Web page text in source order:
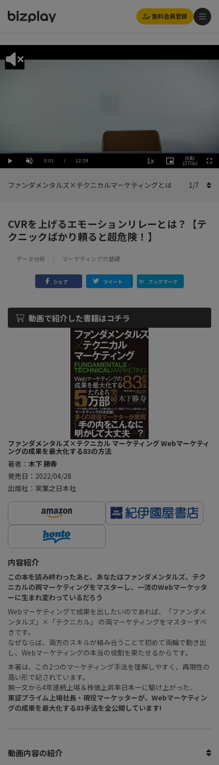
無料会員登録
Play UnmuteCurrent
0:01 / Duration
12:28
Loaded:
4.82%
1x
Rate
Picture-
in-
自動
(270p)
ファンダメンタルズ×テクニカルマーケティングとは 1/7
CVRを上げるエモーションリレーとは？【テ
クニックばかり頼ると超危険！】
データ分析 マーケティングの基礎
シェア ツイート ブックマーク
動画で紹介した書籍はコチラ
ファンダメンタルズ×テクニカル マーケティング Webマーケティ
ングの成果を最大化する83の方法
著者： 木下 勝寿
発売日：2022/04/28
出版社：実業之日本社
内容紹介
この本を読み終わったあと、あなたはファンダメンタルズ、テク
ニカルの両マーケティングをマスターし、一流のWebマーケッタ
ーに生まれ変わっているだろう
Webマーケティングで成果を出したいのであれば、「ファンダメ
ンタルズ」×「テクニカル」 の両マーケティングをマスターすべ
きです。
なぜならば、両方のスキルが絡み合うことで初めて両輪で動き出
し、Webマーケティングの本当の役割を果たせるからです。
本著は、この2つのマーケティング手法を理解しやすく、再現性の
高い形で記されています。
無一文から4年連続上場＆株価上昇率日本一に駆け上がった、
東証プライム上場社長・現役マーケッターが、Webマーケティン
グの成果を最大化する83手法を全公開しています!
動画内容の紹介